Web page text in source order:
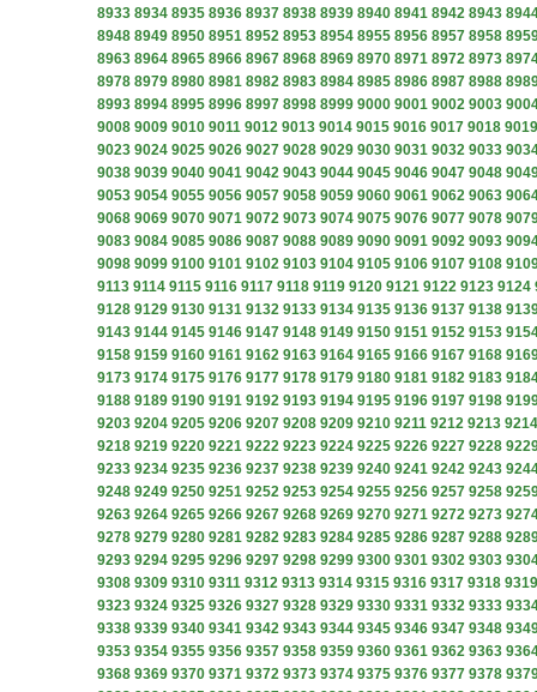
8933 8934 8935 8936 8937 8938 8939 8940 8941 8942 8943
8948 8949 8950 8951 8952 8953 8954 8955 8956 8957 8958
8963 8964 8965 8966 8967 8968 8969 8970 8971 8972 8973
8978 8979 8980 8981 8982 8983 8984 8985 8986 8987 8988
8993 8994 8995 8996 8997 8998 8999 9000 9001 9002 9003
9008 9009 9010 9011 9012 9013 9014 9015 9016 9017 9018 9019
9023 9024 9025 9026 9027 9028 9029 9030 9031 9032 9033
9038 9039 9040 9041 9042 9043 9044 9045 9046 9047 9048
9053 9054 9055 9056 9057 9058 9059 9060 9061 9062 9063
9068 9069 9070 9071 9072 9073 9074 9075 9076 9077 9078
9083 9084 9085 9086 9087 9088 9089 9090 9091 9092 9093
9098 9099 9100 9101 9102 9103 9104 9105 9106 9107 9108
9113 9114 9115 9116 9117 9118 9119 9120 9121 9122 9123 9124
9128 9129 9130 9131 9132 9133 9134 9135 9136 9137 9138
9143 9144 9145 9146 9147 9148 9149 9150 9151 9152 9153
9158 9159 9160 9161 9162 9163 9164 9165 9166 9167 9168
9173 9174 9175 9176 9177 9178 9179 9180 9181 9182 9183
9188 9189 9190 9191 9192 9193 9194 9195 9196 9197 9198
9203 9204 9205 9206 9207 9208 9209 9210 9211 9212 9213 9214
9218 9219 9220 9221 9222 9223 9224 9225 9226 9227 9228
9233 9234 9235 9236 9237 9238 9239 9240 9241 9242 9243
9248 9249 9250 9251 9252 9253 9254 9255 9256 9257 9258
9263 9264 9265 9266 9267 9268 9269 9270 9271 9272 9273
9278 9279 9280 9281 9282 9283 9284 9285 9286 9287 9288
9293 9294 9295 9296 9297 9298 9299 9300 9301 9302 9303
9308 9309 9310 9311 9312 9313 9314 9315 9316 9317 9318 9319
9323 9324 9325 9326 9327 9328 9329 9330 9331 9332 9333
9338 9339 9340 9341 9342 9343 9344 9345 9346 9347 9348
9353 9354 9355 9356 9357 9358 9359 9360 9361 9362 9363
9368 9369 9370 9371 9372 9373 9374 9375 9376 9377 9378